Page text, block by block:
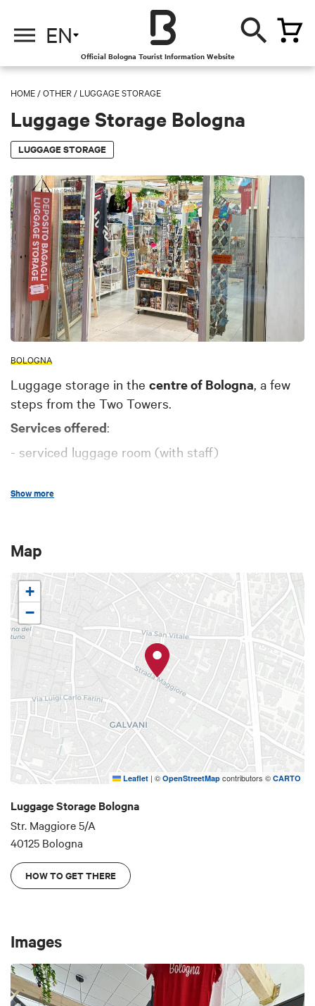
EN
Official Bologna Tourist Information Website
HOME /OTHER / LUGGAGE STORAGE
Luggage Storage Bologna
LUGGAGE STORAGE
BOLOGNA
Luggage storage in the centre of Bologna , a few
steps from the Two Towers.
Services offered:
- serviced luggage room (with staff)
open 24 hours a day.
Special offer for Asinelli tower ticket holders:
luggage of any size for 90 minutes at a cost of
1.50 euro.
Show more
Map
+
−
Leaflet | © OpenStreetMap contributors © CARTO
Luggage Storage Bologna
Str. Maggiore 5/A
40125 Bologna
HOW TO GET THERE
Images